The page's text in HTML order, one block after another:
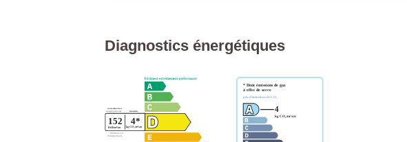
Diagnostics énergétiques